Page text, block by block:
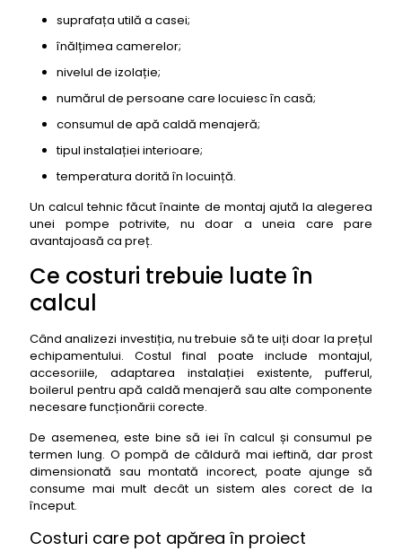
suprafața utilă a casei;
înălțimea camerelor;
nivelul de izolație;
numărul de persoane care locuiesc în casă;
consumul de apă caldă menajeră;
tipul instalației interioare;
temperatura dorită în locuință.
Un calcul tehnic făcut înainte de montaj ajută la alegerea
unei pompe potrivite, nu doar a uneia care pare
avantajoasă ca preț.
Ce costuri trebuie luate în
calcul
Când analizezi investiția, nu trebuie să te uiți doar la prețul
echipamentului. Costul final poate include montajul,
accesoriile, adaptarea instalației existente, pufferul,
boilerul pentru apă caldă menajeră sau alte componente
necesare funcționării corecte.
De asemenea, este bine să iei în calcul și consumul pe
termen lung. O pompă de căldură mai ieftină, dar prost
dimensionată sau montată incorect, poate ajunge să
consume mai mult decât un sistem ales corect de la
început.
Costuri care pot apărea în proiect